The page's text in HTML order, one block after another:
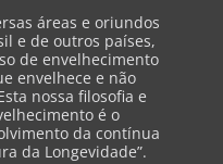
áreas e oriundos
e de outros países,
de envelhecimento
envelhece e não
nossa filosofia e
é o
da contínua
da Longevidade”.